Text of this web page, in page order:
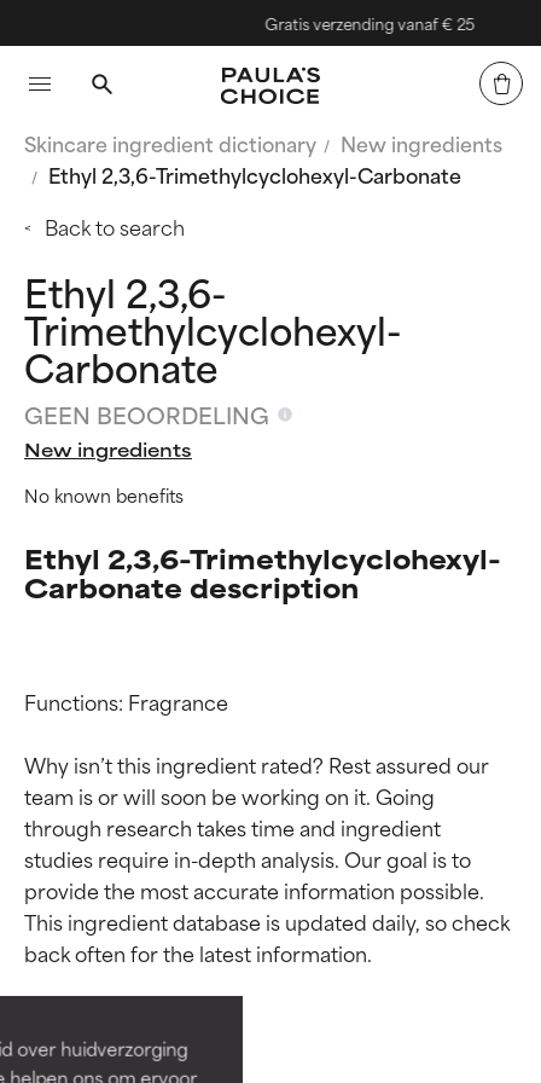
over huidverzorging
helpen ons om ervoor
Gratis verzending vanaf € 25
Skincare ingredient dictionary
New ingredients
Ethyl 2,3,6-Trimethylcyclohexyl-Carbonate
Back to search
Ethyl 2,3,6-
Trimethylcyclohexyl-
Carbonate
GEEN BEOORDELING
New ingredients
No known benefits
Ethyl 2,3,6-Trimethylcyclohexyl-
Carbonate description
Functions: Fragrance
Why isn’t this ingredient rated? Rest assured our
team is or will soon be working on it. Going
through research takes time and ingredient
studies require in-depth analysis. Our goal is to
provide the most accurate information possible.
This ingredient database is updated daily, so check
Beoordelingen van
ingrediënten
Bewezen en ondersteund door
onafhankelijk onderzoek.
Beoordelingen van
ingrediënten
Bewezen en ondersteund door
onafhankelijk onderzoek.